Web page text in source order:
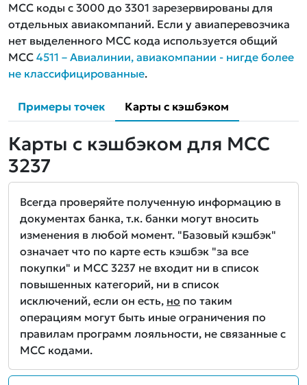
MCC коды с 3000 до 3301 зарезервированы для
отдельных авиакомпаний. Если у авиаперевозчика
нет выделенного MCC кода используется общий
MCC 4511 – Авиалинии, авиакомпании - нигде более
не классифицированные.
Примеры точек Карты с кэшбэком
Карты с кэшбэком для MCC
3237
Всегда проверяйте полученную информацию в
документах банка, т.к. банки могут вносить
изменения в любой момент. "Базовый кэшбэк"
означает что по карте есть кэшбэк "за все
покупки" и MCC 3237 не входит ни в список
повышенных категорий, ни в список
исключений, если он есть, но по таким
операциям могут быть иные ограничения по
правилам программ лояльности, не связанные с
MCC кодами.